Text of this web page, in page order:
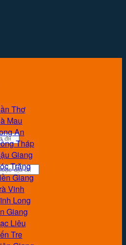
Thơ
Mau
An
Tháp
Giang
Trăng
Giang
Vinh
Long
Giang
Liêu
Tre